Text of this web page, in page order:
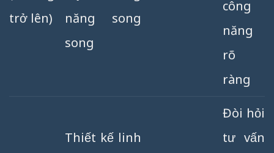
trở lên)
năng song
song
công
năng
rõ
ràng
Thiết kế linh
Đòi hỏi
tư vấn